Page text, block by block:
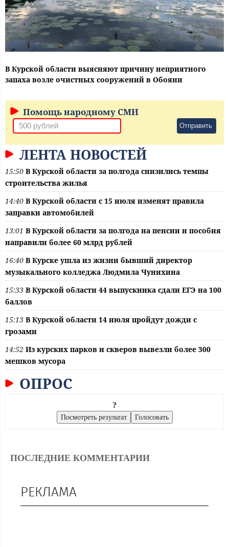
В Курской области выясняют причину неприятного
запаха возле очистных сооружений в Обояни
Помощь народному СМИ
Отправить
ЛЕНТА НОВОСТЕЙ
15:50 В Курской области за полгода снизились темпы
строительства жилья
14:40 В Курской области с 15 июля изменят правила
заправки автомобилей
13:01 В Курской области за полгода на пенсии и пособия
направили более 60 млрд рублей
16:40 В Курске ушла из жизни бывший директор
музыкального колледжа Людмила Чунихина
15:33 В Курской области 44 выпускника сдали ЕГЭ на 100
баллов
15:13 В Курской области 14 июля пройдут дожди с
грозами
14:52 Из курских парков и скверов вывезли более 300
мешков мусора
ОПРОС
?
ПОСЛЕДНИЕ КОММЕНТАРИИ
РЕКЛАМА